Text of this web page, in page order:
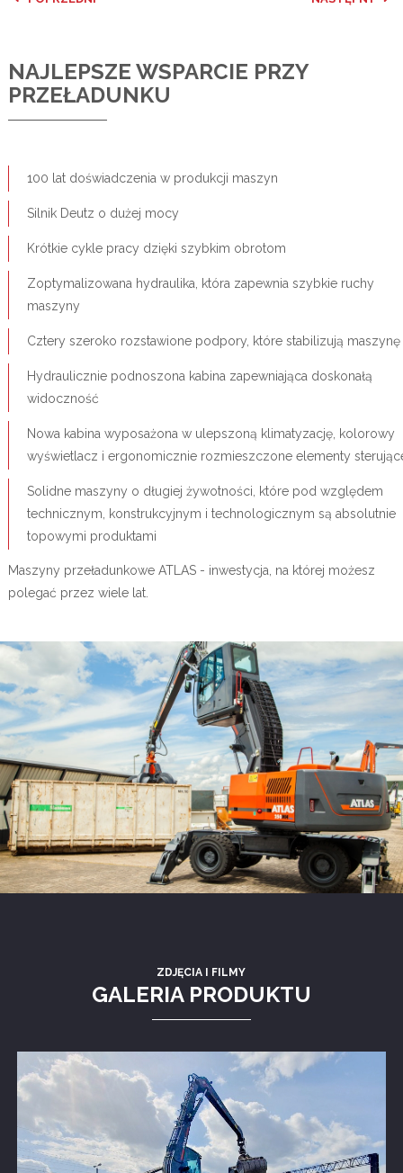
NAJLEPSZE WSPARCIE PRZY
PRZEŁADUNKU
100 lat doświadczenia w produkcji maszyn
Silnik Deutz o dużej mocy
Krótkie cykle pracy dzięki szybkim obrotom
Zoptymalizowana hydraulika, która zapewnia szybkie ruchy
maszyny
Cztery szeroko rozstawione podpory, które stabilizują maszynę
Hydraulicznie podnoszona kabina zapewniająca doskonałą
widoczność
Nowa kabina wyposażona w ulepszoną klimatyzację, kolorowy
wyświetlacz i ergonomicznie rozmieszczone elementy
Solidne maszyny o długiej żywotności, które pod względem
technicznym, konstrukcyjnym i technologicznym są absolutnie
topowymi produktami
Maszyny przeładunkowe ATLAS - inwestycja, na której możesz
polegać przez wiele lat.
GALERIA PRODUKTU
ZDJĘCIA I FILMY